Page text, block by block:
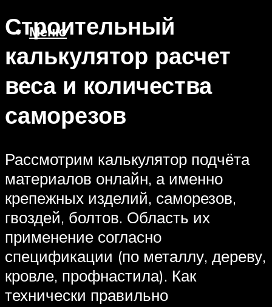
Меню
Строительный
калькулятор расчет
веса и количества
саморезов
Рассмотрим калькулятор подчёта
материалов онлайн, а именно
крепежных изделий, саморезов,
гвоздей, болтов. Область их
применение согласно
спецификации (по металлу, дереву,
кровле, профнастила). Как
технически правильно